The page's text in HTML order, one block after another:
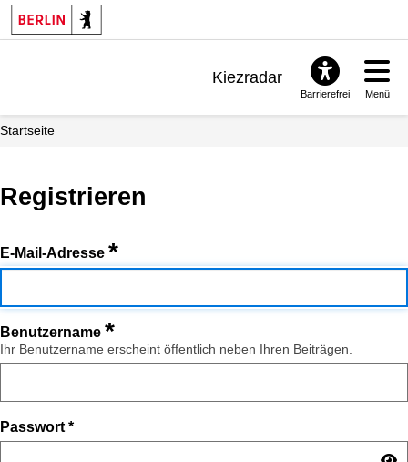
Kiezradar
Barrierefrei Menü
Startseite
Registrieren
E-Mail-Adresse *
Benutzername *
Ihr Benutzername erscheint öffentlich neben Ihren Beiträgen.
Passwort *